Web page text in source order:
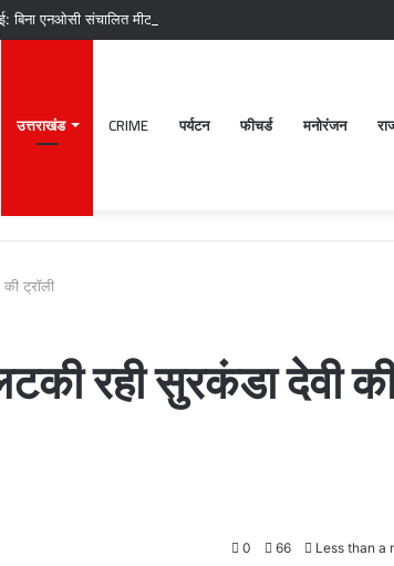
बिना एनओसी संचालित मीट दुकानों पर चला अभियान, 45250 रुपये का
उत्तराखंड CRIME पर्यटन फीचर्ड मनोरंजन
ट्रॉली
रही सुरकंडा देवी
0 66 Less than a
चंद्र